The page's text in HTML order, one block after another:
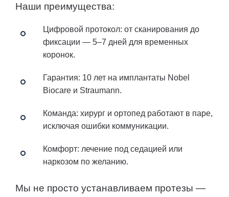
Наши преимущества:
Цифровой протокол: от сканирования до
фиксации — 5–7 дней для временных
коронок.
Гарантия: 10 лет на имплантаты Nobel
Biocare и Straumann.
Команда: хирург и ортопед работают в паре,
исключая ошибки коммуникации.
Комфорт: лечение под седацией или
наркозом по желанию.
Мы не просто устанавливаем протезы —